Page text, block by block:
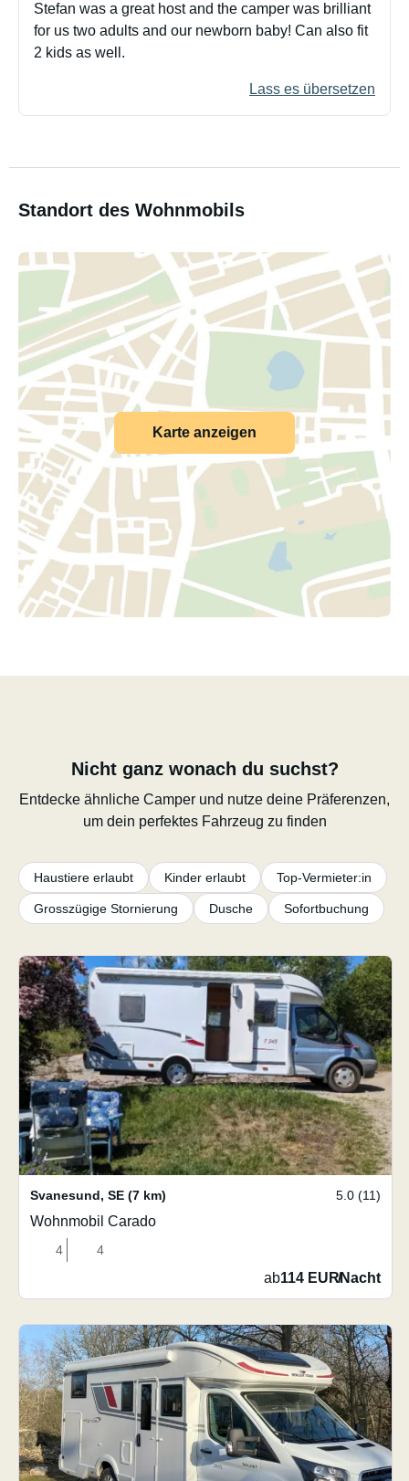
Stefan was a great host and the camper was brilliant
for us two adults and our newborn baby! Can also fit
2 kids as well.
Lass es übersetzen
Standort des Wohnmobils
Karte anzeigen
Nicht ganz wonach du suchst?
Entdecke ähnliche Camper und nutze deine Präferenzen,
um dein perfektes Fahrzeug zu finden
Haustiere erlaubt Kinder erlaubt Top-Vermieter:in
Grosszügige Stornierung Dusche Sofortbuchung
Svanesund, SE (7 km) 5.0 (11)
Wohnmobil Carado
4 4
ab114 EUR/Nacht